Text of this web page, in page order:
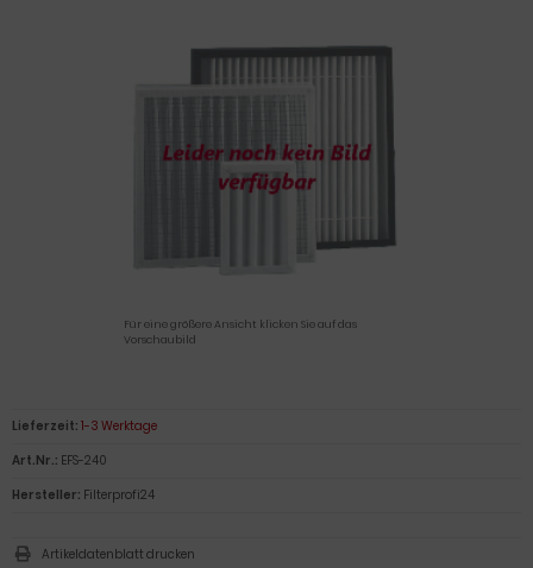
Für eine größere Ansicht klicken Sie auf das
Vorschaubild
Lieferzeit: 1-3 Werktage
Art.Nr.: EFS-240
Hersteller: Filterprofi24
Artikeldatenblatt drucken